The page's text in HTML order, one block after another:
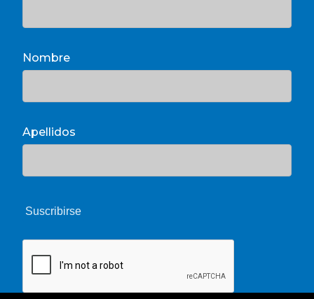
Nombre
Apellidos